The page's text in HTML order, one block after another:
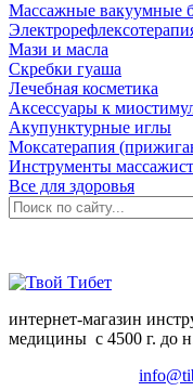
Массажные вакуумные
Мази и масла
Скребки гуаша
Лечебная косметика
Аксессуары к
Акупунктурные иглы
Моксатерапия
Инструменты
Все для здоровья
интернет-магазин
медицины с 4500 г. до